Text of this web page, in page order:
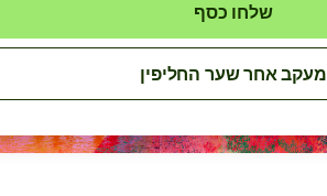
שלחו כסף
מעקב אחר שער החליפין